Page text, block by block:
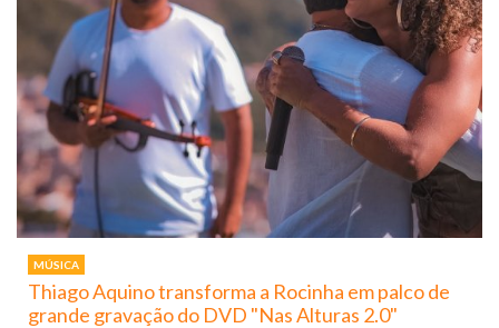
MÚSICA
Thiago Aquino transforma a Rocinha em palco de
grande gravação do DVD "Nas Alturas 2.0"